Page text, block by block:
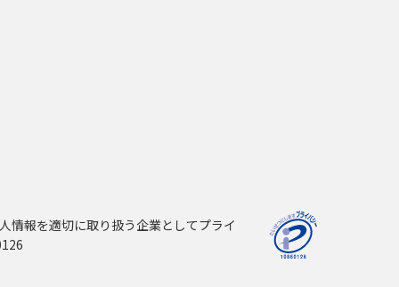
情報を適切に取り扱う企業としてプライ